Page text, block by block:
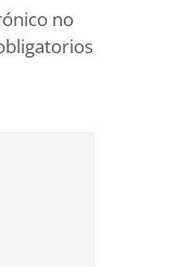
no